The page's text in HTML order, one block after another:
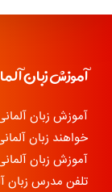
آموزش زبان
آموزش زبان
خواهند زبان
آموزش زبان
تلفن مدرس زبان آلمانی :